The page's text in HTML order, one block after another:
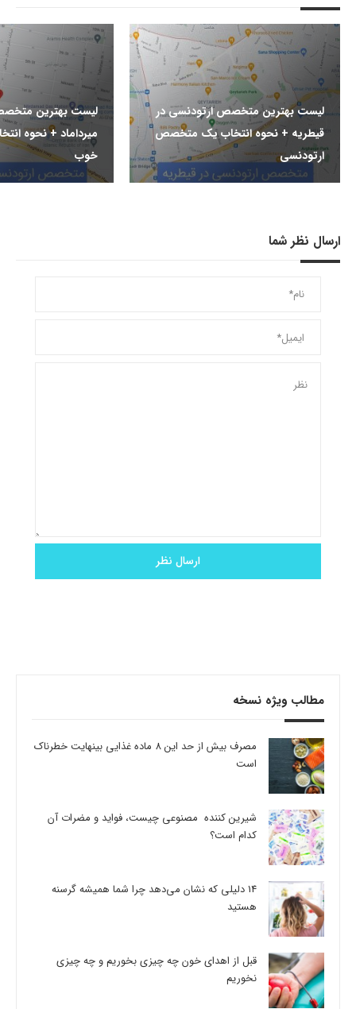
لیست بهترین متخصص ارتودنسی در
قیطریه + نحوه انتخاب یک متخصص
ارتودنسی
لیست بهترین
میرداماد + نحوه
خوب
ارسال نظر شما
مطالب ویژه نسخه
مصرف بیش از حد این 8 ماده غذایی بینهایت خطرناک
است
شیرین کننده مصنوعی چیست، فواید و مضرات آن
کدام است؟
14 دلیلی که نشان می‌دهد چرا شما همیشه گرسنه
هستید
قبل از اهدای خون چه چیزی بخوریم و چه چیزی
نخوریم